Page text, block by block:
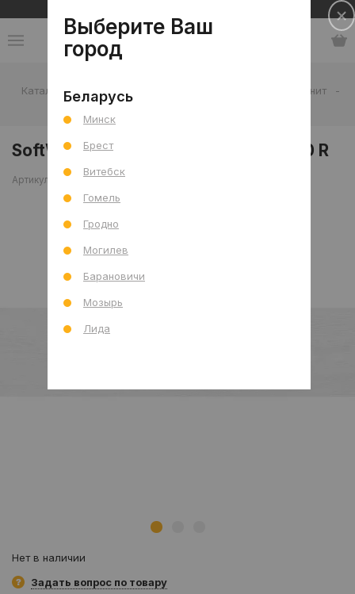
Каталог - Керамогранит
-
SoftWood Светло-серый мат. 20x80 R
SoftWood Светло-серый мат. 20x80 R
Артикул: 0000026392
Нет в наличии
Задать вопрос по товару
Выберите Ваш
город
Беларусь
Минск
Брест
Витебск
Гомель
Гродно
Могилев
Барановичи
Мозырь
Лида